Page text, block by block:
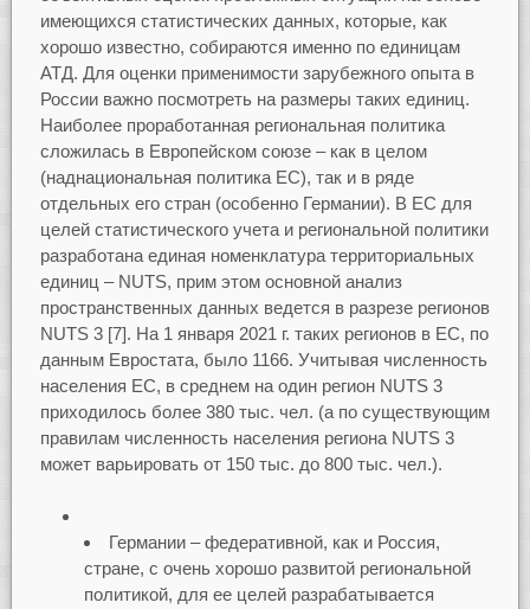
имеющихся статистических данных, которые, как
хорошо известно, собираются именно по единицам
АТД. Для оценки применимости зарубежного опыта в
России важно посмотреть на размеры таких единиц.
Наиболее проработанная региональная политика
сложилась в Европейском союзе – как в целом
(наднациональная политика ЕС), так и в ряде
отдельных его стран (особенно Германии). В ЕС для
целей статистического учета и региональной политики
разработана единая номенклатура территориальных
единиц – NUTS, прим этом основной анализ
пространственных данных ведется в разрезе регионов
NUTS 3 [7]. На 1 января 2021 г. таких регионов в ЕС, по
данным Евростата, было 1166. Учитывая численность
населения ЕС, в среднем на один регион NUTS 3
приходилось более 380 тыс. чел. (а по существующим
правилам численность населения региона NUTS 3
может варьировать от 150 тыс. до 800 тыс. чел.).
Германии – федеративной, как и Россия,
стране, с очень хорошо развитой региональной
политикой, для ее целей разрабатывается